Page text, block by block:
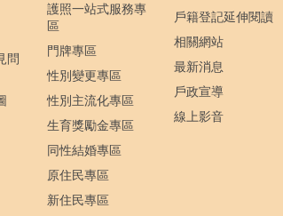
問
護照一站式服務專
區
門牌專區
性別變更專區
性別主流化專區
生育獎勵金專區
同性結婚專區
原住民專區
新住民專區
戶籍登記延伸閱讀
相關網站
最新消息
戶政宣導
線上影音